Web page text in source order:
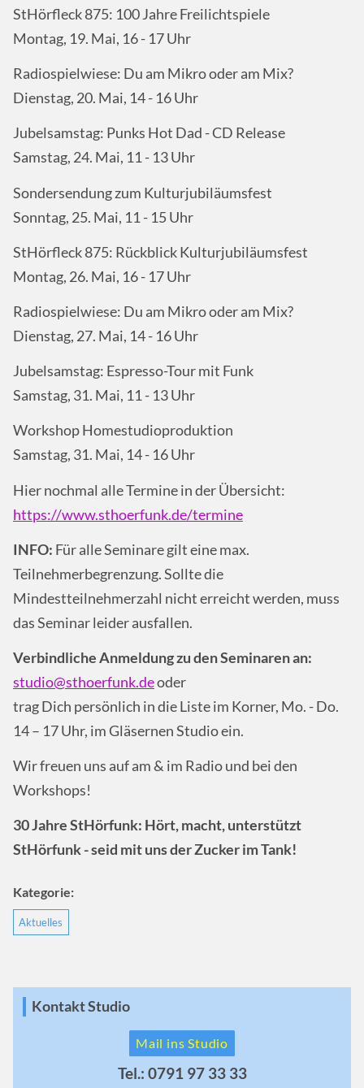
StHörfleck 875: 100 Jahre Freilichtspiele
Montag, 19. Mai, 16 - 17 Uhr
Radiospielwiese: Du am Mikro oder am Mix?
Dienstag, 20. Mai, 14 - 16 Uhr
Jubelsamstag: Punks Hot Dad - CD Release
Samstag, 24. Mai, 11 - 13 Uhr
Sondersendung zum Kulturjubiläumsfest
Sonntag, 25. Mai, 11 - 15 Uhr
StHörfleck 875: Rückblick Kulturjubiläumsfest
Montag, 26. Mai, 16 - 17 Uhr
Radiospielwiese: Du am Mikro oder am Mix?
Dienstag, 27. Mai, 14 - 16 Uhr
Jubelsamstag: Espresso-Tour mit Funk
Samstag, 31. Mai, 11 - 13 Uhr
Workshop Homestudioproduktion
Samstag, 31. Mai, 14 - 16 Uhr
Hier nochmal alle Termine in der Übersicht:
https://www.sthoerfunk.de/termine
INFO: Für alle Seminare gilt eine max.
Teilnehmerbegrenzung.Sollte die
Mindestteilnehmerzahl nicht erreicht werden, muss
das Seminar leider ausfallen.
Verbindliche Anmeldungzu den Seminarenan:
studio@sthoerfunk.deoder
trag Dich persönlich in die Liste im Korner, Mo. - Do.
14 – 17 Uhr, im Gläsernen Studio ein.
Wir freuen uns auf am & im Radio und bei den
Workshops!
30 Jahre StHörfunk: Hört, macht, unterstützt
StHörfunk - seid mit uns der Zucker im Tank!
Kategorie:
Aktuelles
Kontakt Studio
Mail ins Studio
Tel.: 0791 97 33 33